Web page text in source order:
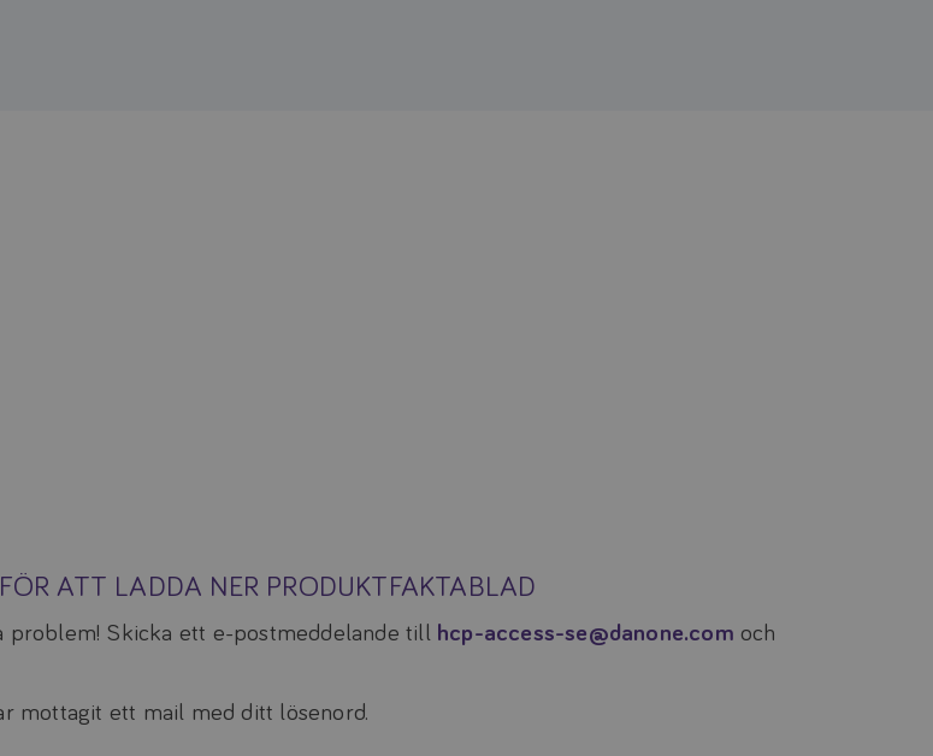
ATT LADDA NER PRODUKTFAKTABLAD
problem! Skicka ett e-postmeddelande till hcp-access-se@danone.com och
mottagit ett mail med ditt lösenord.